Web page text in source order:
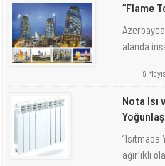
“Flame
alanda
9
Nota Isı
“Isıtmada
ağırlıklı